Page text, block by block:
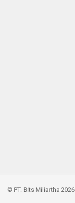
© PT. Bits Miliartha 2026